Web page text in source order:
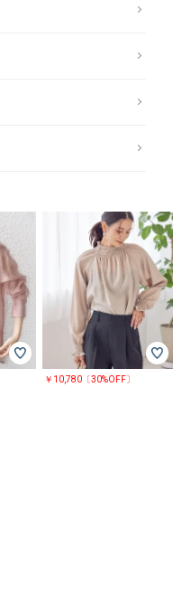
￥10,780〔30%OFF〕